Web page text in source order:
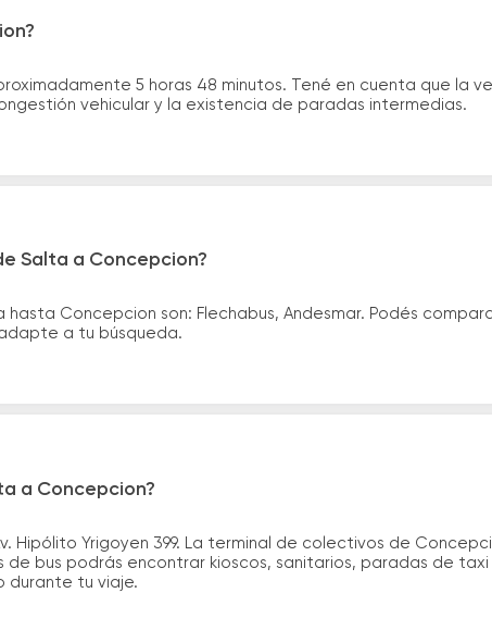
5 horas 48 minutos. Tené en cuenta que la
vehicular y la existencia de paradas intermedias.
Salta a Concepcion?
Concepcion son: Flechabus, Andesmar. Podés
a tu búsqueda.
a Concepcion?
Hipólito Yrigoyen 399. La terminal de colectivos de
de bus podrás encontrar kioscos, sanitarios, paradas de
durante tu viaje.